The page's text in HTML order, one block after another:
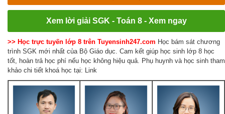
Xem lời giải SGK - Toán 8 - Xem ngay
>> Học trực tuyến lớp 8 trên Tuyensinh247.com Học bám sát chương
trình SGK mới nhất của Bộ Giáo dục. Cam kết giúp học sinh lớp 8 học
tốt, hoàn trả học phí nếu học không hiệu quả. Phụ huynh và học sinh tham
khảo chi tiết khoá học tại: Link